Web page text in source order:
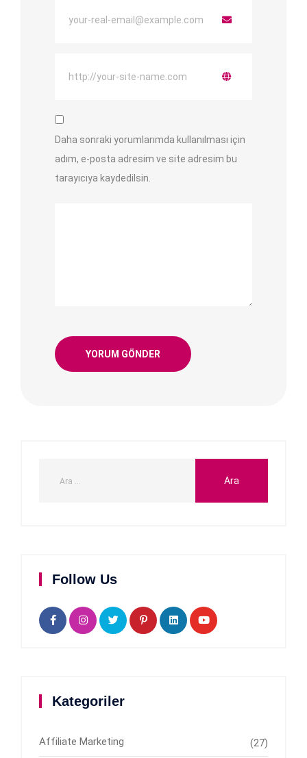
Daha sonraki yorumlarımda kullanılması için
adım, e-posta adresim ve site adresim bu
tarayıcıya kaydedilsin.
Follow Us
Kategoriler
Affiliate Marketing (27)